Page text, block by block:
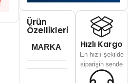
Ürün
Özellikleri
MARKA Kingston
Hızlı Kargo
En hızlı şekilde
siparişin sende